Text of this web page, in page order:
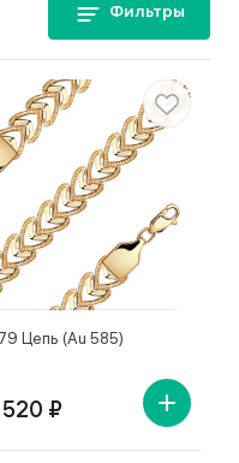
Фильтры
Цепь (Au 585)
520 ₽